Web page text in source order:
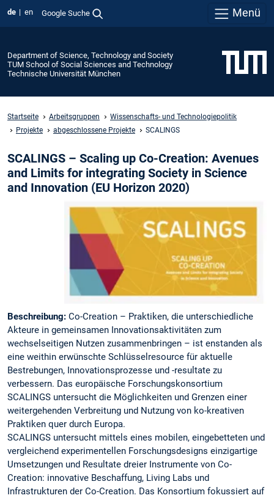
de en Google Suche Menü
Department of Science, Technology and Society
TUM School of Social Sciences and Technology
Technische Universität München
Startseite Arbeitsgruppen
Wissenschafts- und Technologiepolitik
Projekte
abgeschlossene Projekte SCALINGS
SCALINGS – Scaling up Co-Creation: Avenues
and Limits for integrating Society in Science
and Innovation (EU Horizon 2020)
Beschreibung: Co-Creation – Praktiken, die unterschiedliche
Akteure in gemeinsamen Innovationsaktivitäten zum
wechselseitigen Nutzen zusammenbringen – ist enstanden als
eine weithin erwünschte Schlüsselresource für aktuelle
Bestrebungen, Innovationsprozesse und -resultate zu
verbessern. Das europäische Forschungskonsortium
SCALINGS untersucht die Möglichkeiten und Grenzen einer
weitergehenden Verbreitung und Nutzung von ko-kreativen
Praktiken quer durch Europa.
SCALINGS untersucht mittels eines mobilen, eingebetteten und
vergleichend experimentellen Forschungsdesigns einzigartige
Umsetzungen und Resultate dreier Instrumente von Co-
Creation: innovative Beschaffung, Living Labs und
Infrastrukturen der Co-Creation. Das Konsortium fokussiert auf